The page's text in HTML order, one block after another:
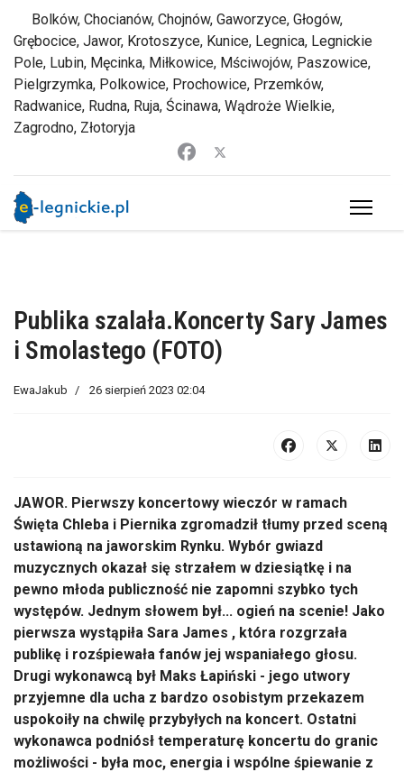
Bolków, Chocianów, Chojnów, Gaworzyce, Głogów,
Grębocice, Jawor, Krotoszyce, Kunice, Legnica, Legnickie
Pole, Lubin, Męcinka, Miłkowice, Mściwojów, Paszowice,
Pielgrzymka, Polkowice, Prochowice, Przemków,
Radwanice, Rudna, Ruja, Ścinawa, Wądroże Wielkie,
Zagrodno, Złotoryja
Publika szalała.Koncerty Sary James
i Smolastego (FOTO)
EwaJakub 26 sierpień 2023 02:04
JAWOR. Pierwszy koncertowy wieczór w ramach
Święta Chleba i Piernika zgromadził tłumy przed sceną
ustawioną na jaworskim Rynku. Wybór gwiazd
muzycznych okazał się strzałem w dziesiątkę i na
pewno młoda publiczność nie zapomni szybko tych
występów. Jednym słowem był... ogień na scenie! Jako
pierwsza wystąpiła Sara James , która rozgrzała
publikę i rozśpiewała fanów jej wspaniałego głosu.
Drugi wykonawcą był Maks Łapiński - jego utwory
przyjemne dla ucha z bardzo osobistym przekazem
uspokoiły na chwilę przybyłych na koncert. Ostatni
wykonawca podniósł temperaturę koncertu do granic
możliwości - była moc, energia i wspólne śpiewanie z